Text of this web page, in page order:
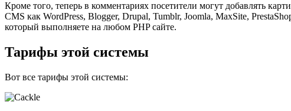
Кроме того, теперь в комментариях посетители могут добавлять
CMS как WordPress, Blogger, Drupal, Tumblr, Joomla, MaxSite,
который выполняете на любом PHP сайте.
Тарифы этой системы
Вот все тарифы этой системы: